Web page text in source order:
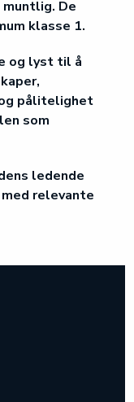
De
klasse 1.
og lyst til å
pålitelighet
som
ledende
relevante